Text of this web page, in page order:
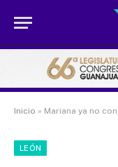
Inicio » Mariana ya no conoció a
LEÓN